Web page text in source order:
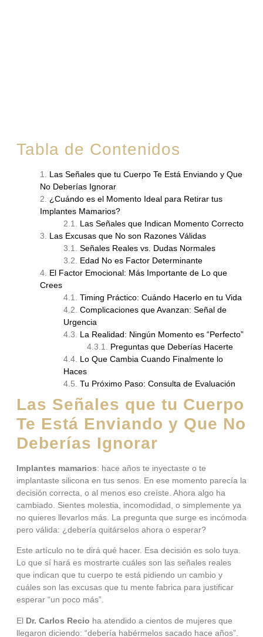
Tabla de Contenidos
Las Señales que tu Cuerpo Te Está Enviando y Que
No Deberías Ignorar
¿Cuándo es el Momento Ideal para Retirar tus
Implantes Mamarios?
Las Señales que Indican Momento Correcto
Las Excusas que No son Razones Válidas
Señales Reales vs. Dudas Normales
Edad No es Factor Determinante
El Factor Emocional: Más Importante de Lo que
Crees
Timing Práctico: Cuándo Hacerlo en tu Vida
Complicaciones que Avanzan: Señal de
Urgencia
La Realidad: Ningún Momento es “Perfecto”
Preguntas que Deberías Hacerte
Lo Que Cambia Cuando Finalmente lo
Haces
Tu Próximo Paso: Consulta de Evaluación
Las Señales que tu Cuerpo
Te Está Enviando y Que No
Deberías Ignorar
Implantes mamarios: hace años te inyectaste o te
implantaste silicona en tus senos. En ese momento parecía la
decisión correcta, o al menos eso creíste. Ahora algo ha
cambiado. Sientes molestia, incomodidad, o simplemente ya
no quieres llevarlos más. La pregunta que surge es incómoda
pero válida: ¿debería quitárselos ahora o esperar?
Este artículo no te dirá qué hacer. Esa decisión es solo tuya.
Lo que sí hará es mostrarte cuáles son las señales reales
que indican que tu cuerpo te está pidiendo un cambio y
cuáles son las excusas que tu mente fabrica para justificar
esperar “un poco más”.
El Dr. Carlos Recio ha atendido a cientos de mujeres que
llegaron diciendo: “debería habérmelos sacado hace años”.